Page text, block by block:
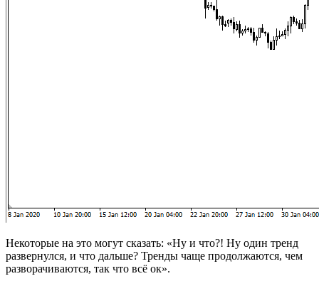
Некоторые на это могут сказать: «Ну и что?! Ну один тренд
развернулся, и что дальше? Тренды чаще продолжаются, чем
разворачиваются, так что всё ок».